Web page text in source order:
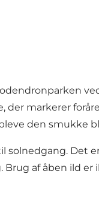
der markerer
den smukke
solnedgang.
af åben ild